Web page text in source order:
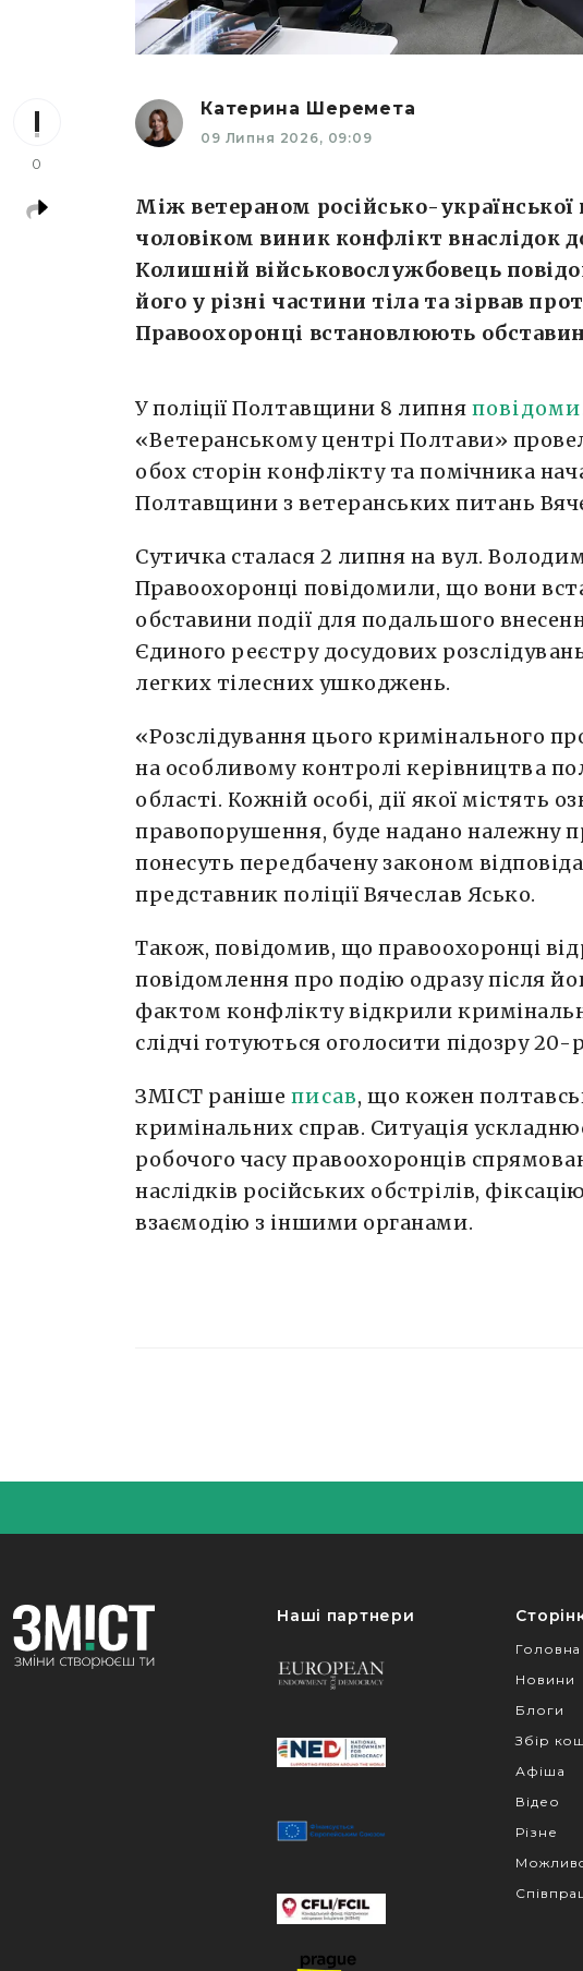
0
Катерина Шеремета
09 Липня 2026, 09:09
Між ветераном російсько-
чоловіком виник конфлікт внаслідок
Колишній військовослужбовець
його у різні частини тіла та зірвав
Правоохоронці встановлюють
У поліції Полтавщини 8 липня
«Ветеранському центрі Полтави»
обох сторін конфлікту та помічника
Полтавщини з ветеранських питань
Сутичка сталася 2 липня на вул.
Правоохоронці повідомили, що вони
обставини події для подальшого
Єдиного реєстру досудових
легких тілесних ушкоджень.
«Розслідування цього кримінального
на особливому контролі керівництва
області. Кожній особі, дії якої містять
правопорушення, буде надано належну
понесуть передбачену законом
представник поліції Вячеслав Ясько.
Також, повідомив, що правоохоронці
повідомлення про подію одразу після
фактом конфлікту відкрили
слідчі готуються оголосити підозру
ЗМІСТ ранішеписав, що кожен
кримінальних справ. Ситуація
робочого часу правоохоронців
наслідків російських обстрілів,
взаємодію з іншими органами.
Наші партнери
Головна
Новини
Блоги
Збір
Афіша
Відео
Різне